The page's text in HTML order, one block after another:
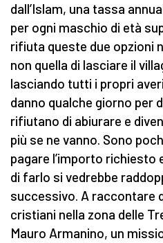
dall’Islam, una tassa
per ogni maschio di età
rifiuta queste due opzioni
non quella di lasciare il
lasciando tutti i propri
danno qualche giorno per
rifiutano di abiurare e
più se ne vanno. Sono
pagare l’importo
di farlo si vedrebbe
successivo. A raccontare
cristiani nella zona delle
Mauro Armanino, un